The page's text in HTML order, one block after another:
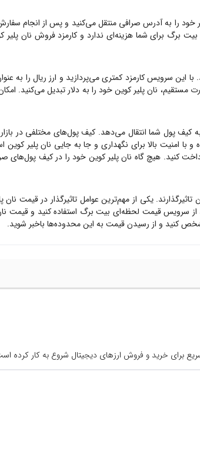
خود را به آدرس صرافی منتقل می‌کنید و پس از انجام
برگ برای شما هزینه‌ای ندارد و کارمزد فروش نان پلیر
با این سرویس کارمزد کمتری می‌پردازید و ارز ریال را به
مستقیم، نان پلیر کوینخود را به دلار تبدیل می‌کنید.
کیف پول شما انتقال می‌دهد. کیف پول‌های مختلفی در
با امنیت بالا برای نگهداری و جا به جایی نان پلیر کوین
کنید. هیچ گاه نان پلیر کوین خود را در کیف پول‌های
تاثیرگذارند. یکی از مهم‌ترین عوامل تاثیرگذار در قیمت نان
از سرویس قیمت لحظه‌ای بیت برگ استفاده کنید و قیمت
کنید و از رسیدن قیمت به این محدوده‌ها باخبر شوید.
برای خرید و فروش ارزهای دیجیتال شروع به کار کرده